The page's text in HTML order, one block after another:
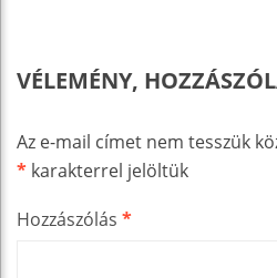
VÉLEMÉNY,
Az e-mail címet nem tesszük
* karakterrel jelöltük
Hozzászólás *